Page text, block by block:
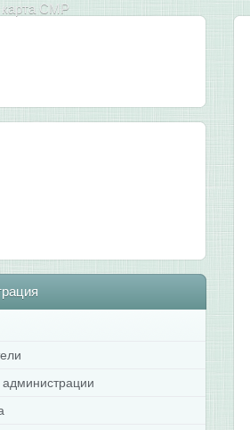
карта СМР
администрации